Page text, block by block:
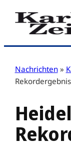
Zum
Inhalt
Nachrichten »